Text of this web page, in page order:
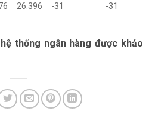
26.396 -31 -31
thống ngân hàng được khảo